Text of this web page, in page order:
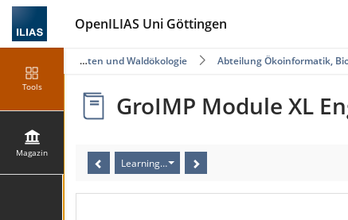
OpenILIAS Uni Göttingen
Tools
Magazin
Fakultät für Forstwissenschaften und Waldökologie Abteilung Ökoinformatik,
GroIMP Module XL
Learning movie